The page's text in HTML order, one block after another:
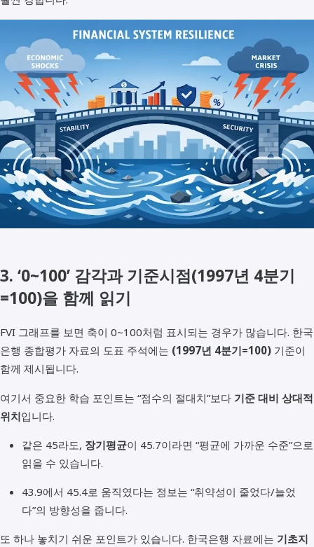
3. ‘0~100’ 감각과 기준시점(1997년 4분기
=100)을 함께 읽기
FVI 그래프를 보면 축이 0~100처럼 표시되는 경우가 많습니다. 한국
은행 종합평가 자료의 도표 주석에는 (1997년 4분기=100) 기준이
함께 제시됩니다.
여기서 중요한 학습 포인트는 “점수의 절대치”보다 기준 대비 상대적
위치입니다.
같은 45라도, 장기평균이 45.7이라면 “평균에 가까운 수준”으로
읽을 수 있습니다.
43.9에서 45.4로 움직였다는 정보는 “취약성이 줄었다/늘었
다”의 방향성을 줍니다.
또 하나 놓치기 쉬운 포인트가 있습니다. 한국은행 자료에는 기초지